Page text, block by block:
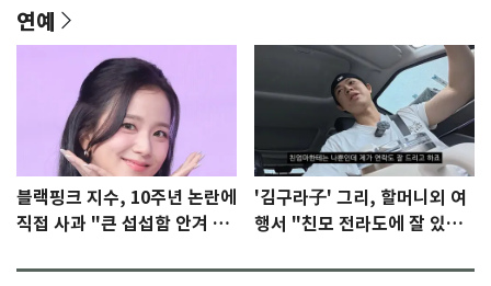
연예
블랙핑크 지수, 10주년 논란에
직접 사과 "큰 섭섭함 안겨 미
'김구라子' 그리, 할머니외 여
행서 "친모 전라도에 잘 있